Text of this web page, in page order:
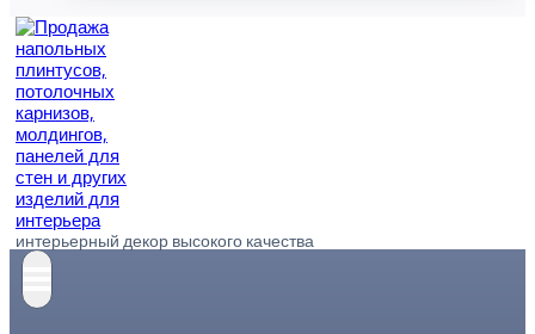
интерьерный декор высокого качества